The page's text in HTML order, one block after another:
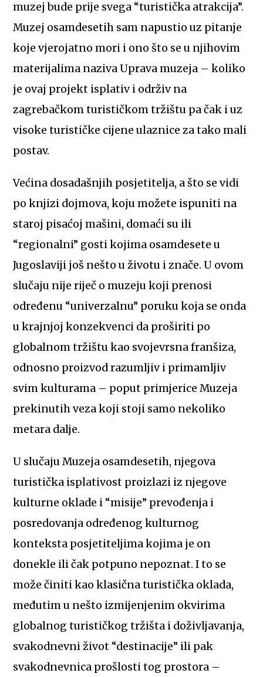
muzej bude prije svega “turistička atrakcija”.
Muzej osamdesetih sam napustio uz pitanje
koje vjerojatno mori i ono što se u njihovim
materijalima naziva Uprava muzeja – koliko
je ovaj projekt isplativ i održiv na
zagrebačkom turističkom tržištu pa čak i uz
visoke turističke cijene ulaznice za tako mali
postav.
Većina dosadašnjih posjetitelja, a što se vidi
po knjizi dojmova, koju možete ispuniti na
staroj pisaćoj mašini, domaći su ili
“regionalni” gosti kojima osamdesete u
Jugoslaviji još nešto u životu i znače. U ovom
slučaju nije riječ o muzeju koji prenosi
određenu “univerzalnu” poruku koja se onda
u krajnjoj konzekvenci da proširiti po
globalnom tržištu kao svojevrsna franšiza,
odnosno proizvod razumljiv i primamljiv
svim kulturama – poput primjerice Muzeja
prekinutih veza koji stoji samo nekoliko
metara dalje.
U slučaju Muzeja osamdesetih, njegova
turistička isplativost proizlazi iz njegove
kulturne oklade i “misije” prevođenja i
posredovanja određenog kulturnog
konteksta posjetiteljima kojima je on
donekle ili čak potpuno nepoznat. I to se
može činiti kao klasična turistička oklada,
međutim u nešto izmijenjenim okvirima
globalnog turističkog tržišta i doživljavanja,
svakodnevni život “destinacije” ili pak
svakodnevnica prošlosti tog prostora –